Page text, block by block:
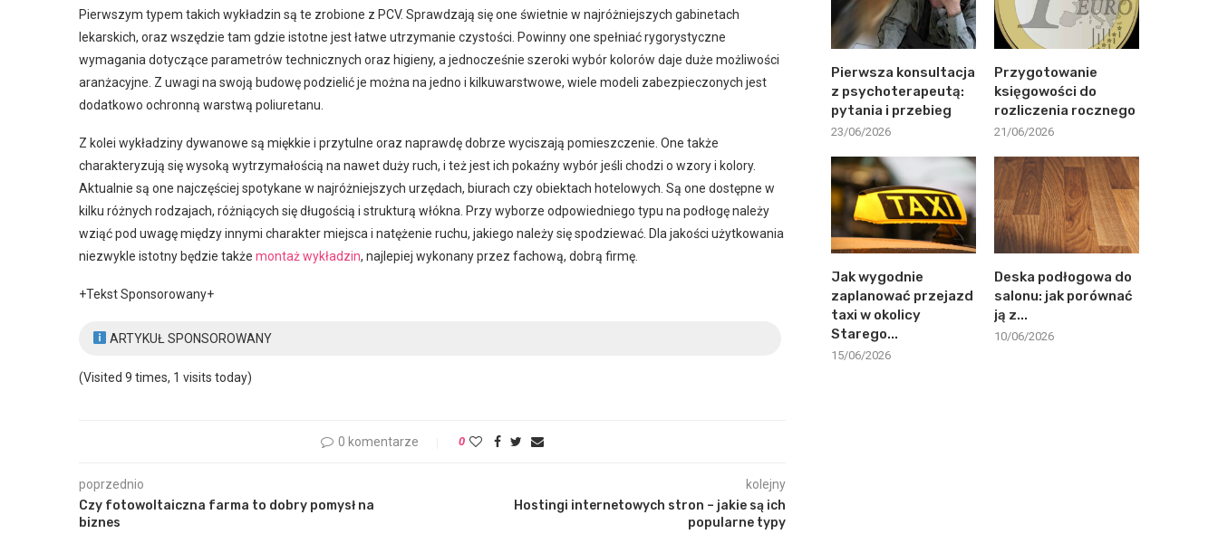
Pierwszym typem takich wykładzin są te zrobione z PCV. Sprawdzają się one świetnie w najróżniejszych gabinetach
lekarskich, oraz wszędzie tam gdzie istotne jest łatwe utrzymanie czystości. Powinny one spełniać rygorystyczne
wymagania dotyczące parametrów technicznych oraz higieny, a jednocześnie szeroki wybór kolorów daje duże możliwości
aranżacyjne. Z uwagi na swoją budowę podzielić je można na jedno i kilkuwarstwowe, wiele modeli zabezpieczonych jest
dodatkowo ochronną warstwą poliuretanu.
Z kolei wykładziny dywanowe są miękkie i przytulne oraz naprawdę dobrze wyciszają pomieszczenie. One także
charakteryzują się wysoką wytrzymałością na nawet duży ruch, i też jest ich pokaźny wybór jeśli chodzi o wzory i kolory.
Aktualnie są one najczęściej spotykane w najróżniejszych urzędach, biurach czy obiektach hotelowych. Są one dostępne w
kilku różnych rodzajach, różniących się długością i strukturą włókna. Przy wyborze odpowiedniego typu na podłogę należy
wziąć pod uwagę między innymi charakter miejsca i natężenie ruchu, jakiego należy się spodziewać. Dla jakości użytkowania
niezwykle istotny będzie także montaż wykładzin, najlepiej wykonany przez fachową, dobrą firmę.
+Tekst Sponsorowany+
ARTYKUŁ SPONSOROWANY
(Visited 9 times, 1 visits today)
0 komentarze 0
poprzednio
Czy fotowoltaiczna farma to dobry pomysł na
biznes
kolejny
Hostingi internetowych stron – jakie są ich
popularne typy
Pierwsza konsultacja
z psychoterapeutą:
pytania i przebieg
23/06/2026
Przygotowanie
księgowości do
rozliczenia rocznego
21/06/2026
Jak wygodnie
zaplanować przejazd
taxi w okolicy
Starego...
15/06/2026
Deska podłogowa do
salonu: jak porównać
ją z...
10/06/2026